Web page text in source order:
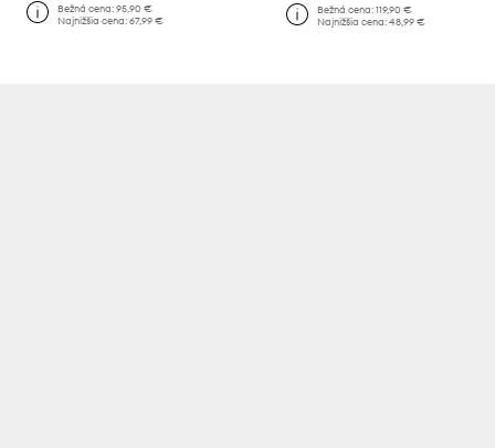
Bežná cena:95,90 €
Najnižšia cena:67,99 €
Bežná cena: 119,90 €
Najnižšia cena: 48,99 €